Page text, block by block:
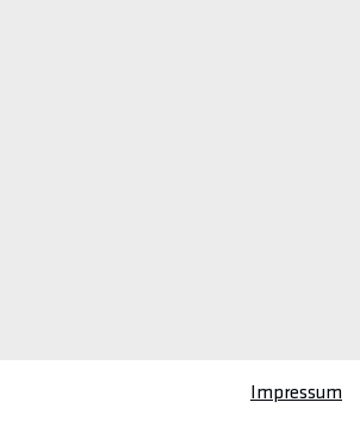
Impressum